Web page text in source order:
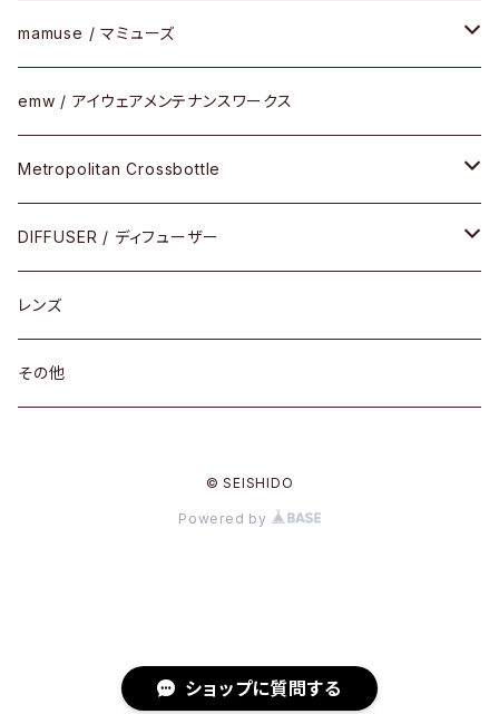
ショップに質問する
コンビフレーム
サングラス
その他
セルフレーム
メタルフレーム
コンビネーション
mamuse / マミューズ
セル
メタル
コンビ
emw / アイウェアメンテナンスワークス
Metropolitan Crossbottle
30cm×30cm
18cm×13cm
DIFFUSER / ディフューザー
グラスコード
メガネケース
レンズ
その他
© SEISHIDO
Powered by